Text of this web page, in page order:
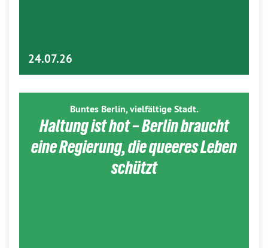
24.07.26
Buntes Berlin, vielfältige Stadt.
Haltung ist hot – Berlin braucht
eine Regierung, die queeres Leben
schützt